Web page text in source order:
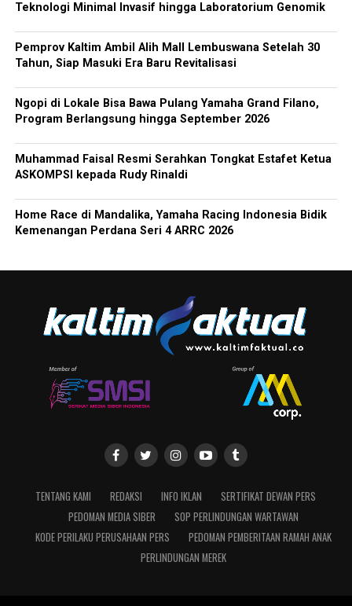
Teknologi Minimal Invasif hingga Laboratorium Genomik
Pemprov Kaltim Ambil Alih Mall Lembuswana Setelah 30
Tahun, Siap Masuki Era Baru Revitalisasi
Ngopi di Lokale Bisa Bawa Pulang Yamaha Grand Filano,
Program Berlangsung hingga September 2026
Muhammad Faisal Resmi Serahkan Tongkat Estafet Ketua
ASKOMPSI kepada Rudy Rinaldi
Home Race di Mandalika, Yamaha Racing Indonesia Bidik
Kemenangan Perdana Seri 4 ARRC 2026
TENTANG KAMI REDAKSI INFO IKLAN
SERTIFIKAT DEWAN PERS
PEDOMAN MEDIA SIBER
SOP PERLINDUNGAN WARTAWAN
KODE PERILAKU PERUSAHAAN PERS
PEDOMAN PEMBERITAAN RAMAH ANAK
PERLINDUNGAN MEREK